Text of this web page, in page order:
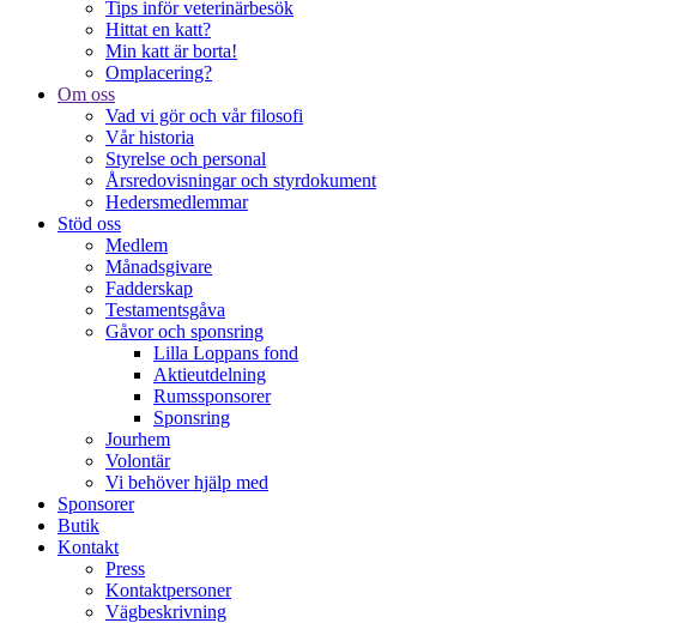
Tips inför veterinärbesök
Hittat en katt?
Min katt är borta!
Omplacering?
Om oss
Vad vi gör och vår filosofi
Vår historia
Styrelse och personal
Årsredovisningar och styrdokument
Hedersmedlemmar
Stöd oss
Medlem
Månadsgivare
Fadderskap
Testamentsgåva
Gåvor och sponsring
Lilla Loppans fond
Aktieutdelning
Rumssponsorer
Sponsring
Jourhem
Volontär
Vi behöver hjälp med
Sponsorer
Butik
Kontakt
Press
Kontaktpersoner
Vägbeskrivning